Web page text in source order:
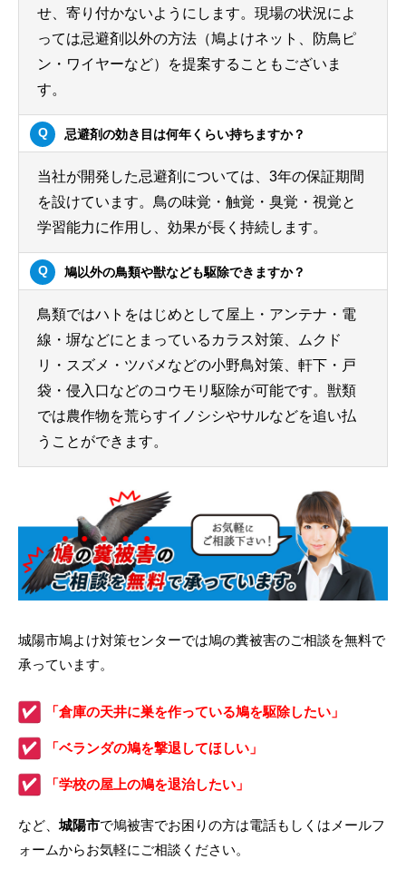
せ、寄り付かないようにします。現場の状況によ
っては忌避剤以外の方法（鳩よけネット、防鳥ピ
ン・ワイヤーなど）を提案することもございま
す。
忌避剤の効き目は何年くらい持ちますか？
当社が開発した忌避剤については、3年の保証期間
を設けています。鳥の味覚・触覚・臭覚・視覚と
学習能力に作用し、効果が長く持続します。
鳩以外の鳥類や獣なども駆除できますか？
鳥類ではハトをはじめとして屋上・アンテナ・電
線・塀などにとまっているカラス対策、ムクド
リ・スズメ・ツバメなどの小野鳥対策、軒下・戸
袋・侵入口などのコウモリ駆除が可能です。獣類
では農作物を荒らすイノシシやサルなどを追い払
うことができます。
城陽市鳩よけ対策センターでは鳩の糞被害のご相談を無料で
承っています。
「倉庫の天井に巣を作っている鳩を駆除したい」
「ベランダの鳩を撃退してほしい」
「学校の屋上の鳩を退治したい」
など、城陽市で鳩被害でお困りの方は電話もしくはメールフ
ォームからお気軽にご相談ください。